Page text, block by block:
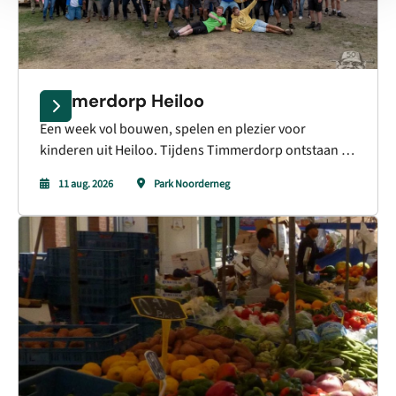
Timmerdorp Heiloo
Een week vol bouwen, spelen en plezier voor
kinderen uit Heiloo. Tijdens Timmerdorp ontstaan de
onvergetelijke vakantiedagen.
11 aug. 2026 Park Noorderneg